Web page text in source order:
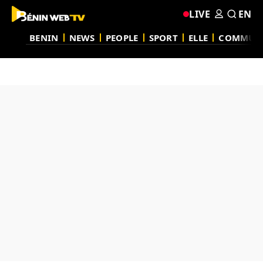
BENIN NEWS PEOPLE SPORT ELLE
LIVE EN